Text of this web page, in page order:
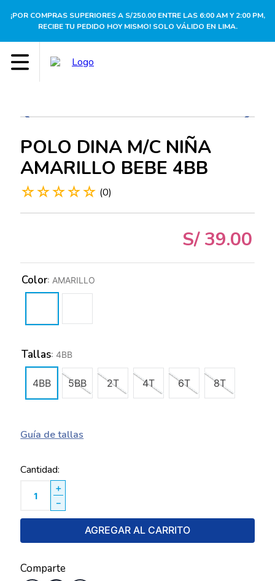
¡POR COMPRAS SUPERIORES A S/250.00 ENTRE LAS 6:00 AM Y 2:00 PM,
RECIBE TU PEDIDO HOY MISMO! SOLO VÁLIDO EN LIMA.
POLO DINA M/C NIÑA
AMARILLO BEBE 4BB
☆☆☆☆☆ (0)
S/ 39.00
Tallas: 4BB
4BB 5BB 2T 4T 6T 8T
Color: AMARILLO
Guía de tallas
Cantidad
＋
－
AGREGAR AL CARRITO
Comparte